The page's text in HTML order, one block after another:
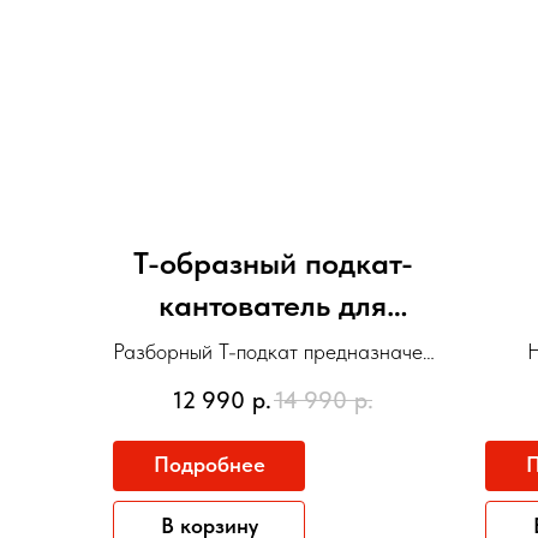
Т-образный подкат-
кантователь для
снегохода
(универсальный,
Разборный Т-подкат предназначен
хранения любых моделей
снегоходов весом до 360 кг.
12 990 р.14 990 р.
Подробнее
В корзину